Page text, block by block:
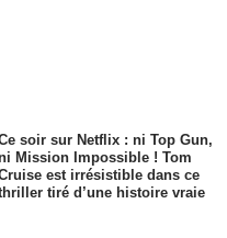
soir sur Netflix : ni Top Gun,
Mission Impossible ! Tom
est irrésistible dans ce
tiré d’une histoire vraie